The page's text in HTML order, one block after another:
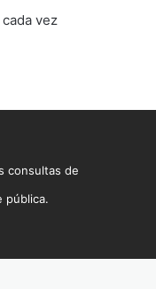
vez
consultas de
pública.